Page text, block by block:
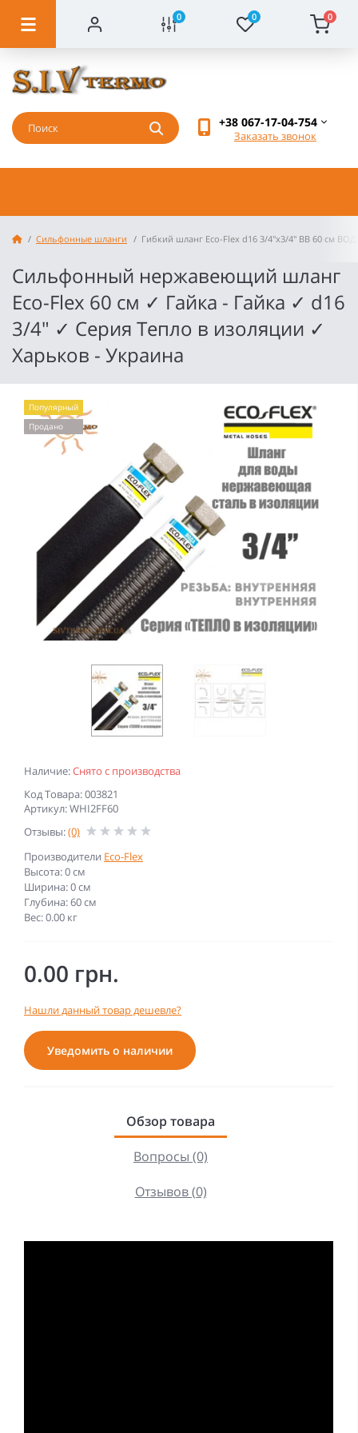
0 0 0
+38 067-17-04-754
Заказать звонок
Сильфонные шланги Гибкий шланг Eco-Flex d16 3/4"х3/4" ВВ 60 см
Сильфонный нержавеющий шланг
Eco-Flex 60 см ✓ Гайка - Гайка ✓ d16
3/4" ✓ Серия Тепло в изоляции ✓
Харьков - Украина
Наличие:Снято с производства
Код Товара: 003821
Артикул: WHI2FF60
Отзывы:(0)
Производители Eco-Flex
Высота: 0 см
Ширина: 0 см
Глубина: 60 см
Вес: 0.00 кг
Популярный
Продано
0.00 грн.
Нашли данный товар дешевле?
Уведомить о наличии
Обзор товара
Вопросы (0)
Отзывов (0)